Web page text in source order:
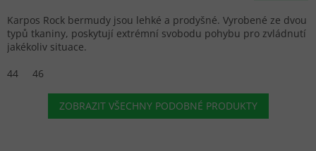
Karpos Rock bermudy jsou lehké a prodyšné. Vyrobené ze dvou
typů tkaniny, poskytují extrémní svobodu pohybu pro zvládnutí
jakékoliv situace.
44
46
ZOBRAZIT VŠECHNY PODOBNÉ PRODUKTY